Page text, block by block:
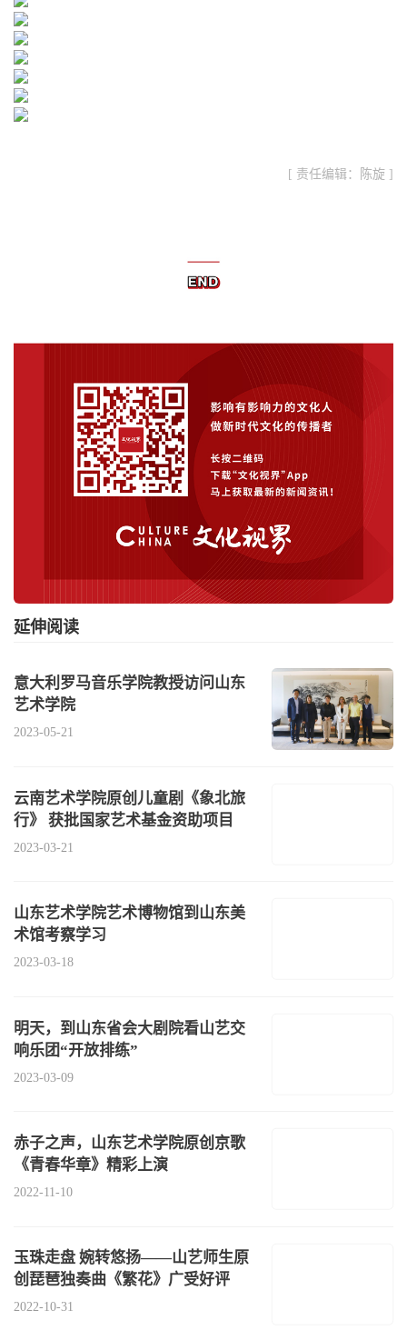
[ 责任编辑：陈旋 ]
延伸阅读
意大利罗马音乐学院教授访问山东
艺术学院
2023-05-21
云南艺术学院原创儿童剧《象北旅
行》 获批国家艺术基金资助项目
2023-03-21
山东艺术学院艺术博物馆到山东美
术馆考察学习
2023-03-18
明天，到山东省会大剧院看山艺交
响乐团“开放排练”
2023-03-09
赤子之声，山东艺术学院原创京歌
《青春华章》精彩上演
2022-11-10
玉珠走盘 婉转悠扬——山艺师生原
创琵琶独奏曲《繁花》广受好评
2022-10-31